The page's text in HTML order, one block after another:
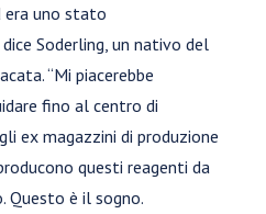
era uno stato
Soderling, un nativo del
“Mi piacerebbe
fino al centro di
ex magazzini di produzione
questi reagenti da
Questo è il sogno.